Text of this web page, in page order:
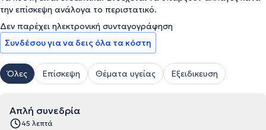
την επίσκεψη ανάλογα το περιστατικό.
Δεν παρέχει ηλεκτρονική συνταγογράφηση
Συνδέσου για να δεις όλα τα κόστη
Όλες Επίσκεψη Θέματα υγείας Εξειδικευση
Απλή συνεδρία
45 λεπτά